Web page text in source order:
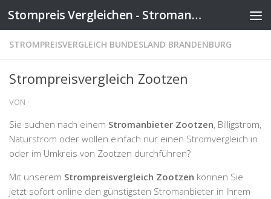
Zum Inhalt springen Stompreis Vergleichen - Stromanbieter wechseln
STROMPREISVERGLEICH BUNDESLAND BRANDENBURG
Strompreisvergleich Zootzen
VON ·
Sie suchen nach einem Stromanbieter Zootzen, Billigstrom,
Naturstrom oder wollen einfach nur einen Stromvergleich in
oder im Umkreis von Zootzen durchführen?
Mit unserem Strompreisvergleich Zootzen können Sie
jetzt sofort online den günstigsten Stromanbieter in Ihrem